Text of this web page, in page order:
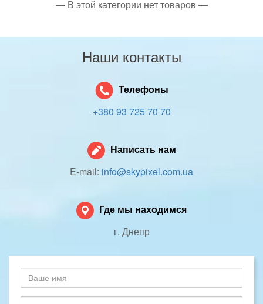
— В этой категории нет товаров —
Наши контакты
Телефоны
+380 93 725 70 70
Написать нам
E-mail: info@skypixel.com.ua
Где мы находимся
г. Днепр